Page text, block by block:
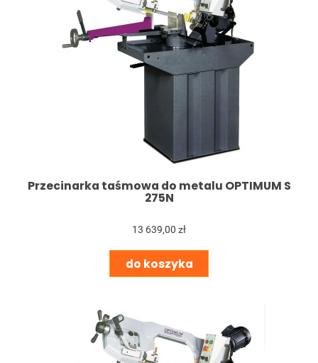
Przecinarka taśmowa do metalu OPTIMUM S
275N
13 639,00 zł
do koszyka